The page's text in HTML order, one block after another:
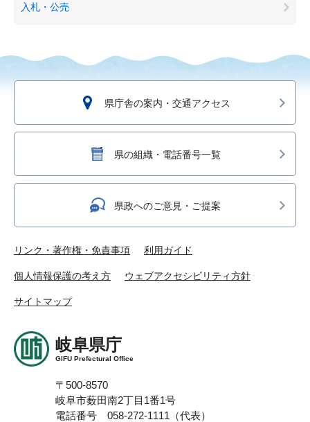
入札・公売
県庁舎の案内・交通アクセス
県の組織・電話番号一覧
県政へのご意見・ご提案
リンク・著作権・免責事項 利用ガイド
個人情報保護の考え方 ウェブアクセシビリティ方針
サイトマップ
岐阜県庁
GIFU Prefectural Office
〒500-8570
岐阜市薮田南2丁目1番1号
電話番号 058-272-1111（代表）